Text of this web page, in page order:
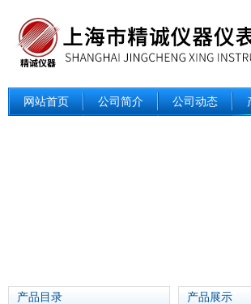
网站首页 公司简介 公司动态
产品目录 产品展示